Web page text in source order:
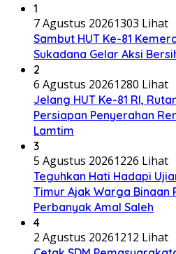
1
7 Agustus 20261303 Lihat
Sambut HUT Ke-81
Sukadana Gelar Aksi
2
6 Agustus 20261280 Lihat
Jelang HUT Ke-81 RI,
Persiapan Penyerahan
Lamtim
3
5 Agustus 20261226 Lihat
Teguhkan Hati Hadapi
Timur Ajak Warga Binaan
Perbanyak Amal Saleh
4
2 Agustus 20261212 Lihat